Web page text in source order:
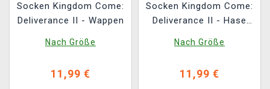
Socken Kingdom Come:
Deliverance II - Wappen
Nach Größe
11,99 €
Socken Kingdom Come:
Deliverance II - Hase
Nach Größe
11,99 €